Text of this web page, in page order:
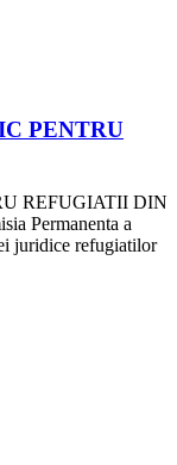
PENTRU
REFUGIATII DIN
Permanenta a
juridice refugiatilor